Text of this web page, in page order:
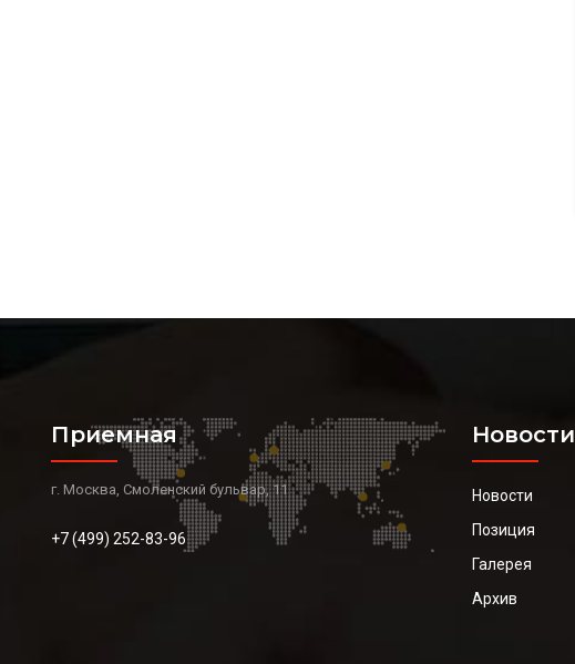
Приемная
г. Москва, Смоленский бульвар, 11
+7 (499) 252-83-96
Новости
Новости
Позиция
Галерея
Архив